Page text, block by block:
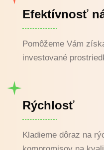
Efektívnosť
Pomôžeme Vám
investované
Rýchlosť
Kladieme dôraz na